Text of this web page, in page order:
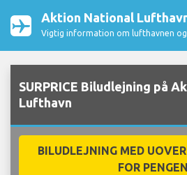
Aktion National
Vigtig information om lufthavnen
SURPRICE Biludlejning på
Lufthavn
BILUDLEJNING MED
FOR